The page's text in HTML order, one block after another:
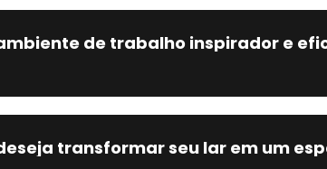
de trabalho inspirador e
planejados exclusivos da
transformar seu lar em um
refinado, nossos móveis planejados